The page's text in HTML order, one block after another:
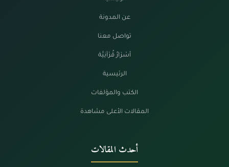
عن المدونة
تواصل معنا
أسْرَارٌ قُرْآنِيَّة
الرئيسية
الكتب والمؤلفات
المقالات الأعلى مشاهدة
أحدث المقالات